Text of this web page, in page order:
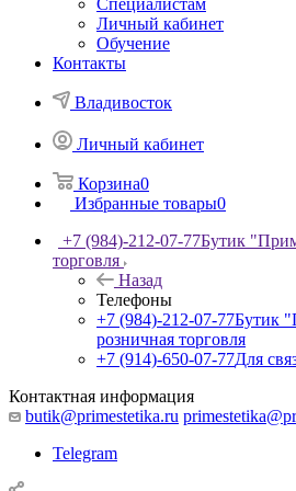
Специалистам
Личный кабинет
Обучение
Контакты
Владивосток
Личный кабинет
Корзина0
Избранные товары0
+7 (984)-212-07-77Бутик
торговля
Назад
Телефоны
+7 (984)-212-07-77Бутик
розничная торговля
+7 (914)-650-07-77Для
Контактная информация
butik@primestetika.ru
Telegram